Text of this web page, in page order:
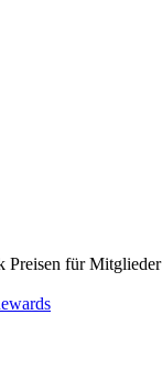
Preisen für Mitglieder